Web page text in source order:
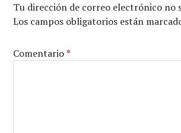
Tu dirección de correo electrónico no
Los campos obligatorios están
Comentario*